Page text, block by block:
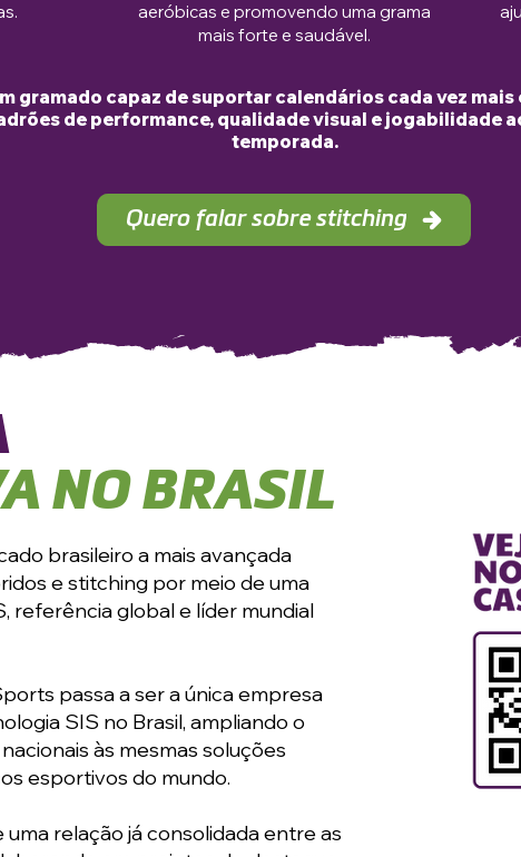
aeróbicas e promovendo uma grama
mais forte e saudável.
gramado capaz de suportar calendários cada vez
de performance, qualidade visual e jogabilidade
temporada.
Quero falar sobre stitching
NO BRASIL
brasileiro a mais avançada
e stitching por meio de uma
referência global e líder mundial
passa a ser a única empresa
SIS no Brasil, ampliando o
às mesmas soluções
esportivos do mundo.
relação já consolidada entre as